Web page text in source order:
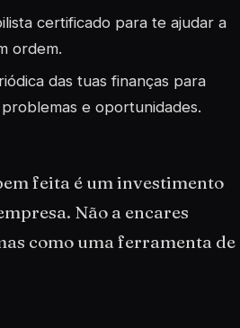
certificado para te ajudar a
ordem.
das tuas finanças para
e oportunidades.
feita é um investimento
Não a encares
como uma ferramenta de